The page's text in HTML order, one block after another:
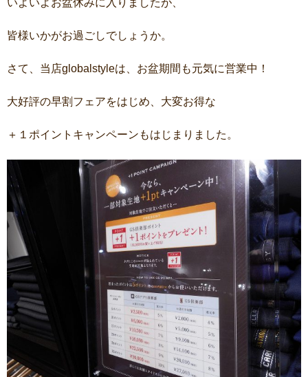
いよいよお盆休みに入りましたが、
皆様いかがお過ごしでしょうか。
さて、当店globalstyleは、お盆期間も元気に営業中！
大好評の早割フェアをはじめ、大変お得な
＋１ポイントキャンペーンもはじまりました。